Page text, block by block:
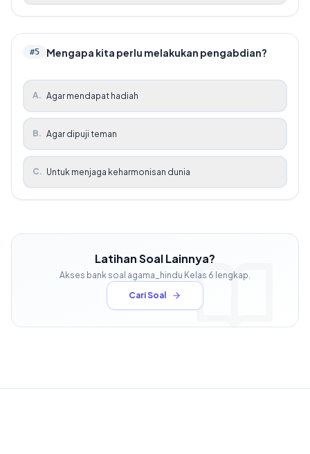
#5 Mengapa kita perlu melakukan pengabdian?
A. Agar mendapat hadiah
B. Agar dipuji teman
C. Untuk menjaga keharmonisan dunia
Latihan Soal Lainnya?
Akses bank soal agama_hindu Kelas 6 lengkap.
Cari Soal